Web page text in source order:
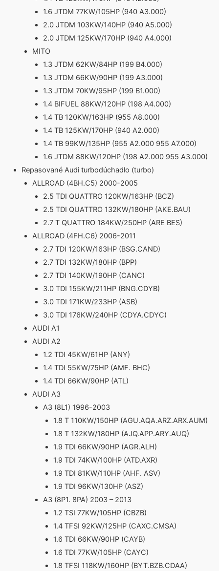
1.6 JTDM 77KW/105HP (940 A3.000)
2.0 JTDM 103KW/140HP (940 A5.000)
2.0 JTDM 125KW/170HP (940 A4.000)
MITO
1.3 JTDM 62KW/84HP (199 B4.000)
1.3 JTDM 66KW/90HP (199 A3.000)
1.3 JTDM 70KW/95HP (199 B1.000)
1.4 BIFUEL 88KW/120HP (198 A4.000)
1.4 TB 120KW/163HP (955 A8.000)
1.4 TB 125KW/170HP (940 A2.000)
1.4 TB 99KW/135HP (955 A2.000 955 A7.000)
1.6 JTDM 88KW/120HP (198 A2.000 955 A3.000)
Repasované Audi turbodúchadlo (turbo)
ALLROAD (4BH.C5) 2000-2005
2.5 TDI QUATTRO 120KW/163HP (BCZ)
2.5 TDI QUATTRO 132KW/180HP (AKE.BAU)
2.7 T QUATTRO 184KW/250HP (ARE BES)
ALLROAD (4FH.C6) 2006-2011
2.7 TDI 120KW/163HP (BSG.CAND)
2.7 TDI 132KW/180HP (BPP)
2.7 TDI 140KW/190HP (CANC)
3.0 TDI 155KW/211HP (BNG.CDYB)
3.0 TDI 171KW/233HP (ASB)
3.0 TDI 176KW/240HP (CDYA.CDYC)
AUDI A1
AUDI A2
1.2 TDI 45KW/61HP (ANY)
1.4 TDI 55KW/75HP (AMF. BHC)
1.4 TDI 66KW/90HP (ATL)
AUDI A3
A3 (8L1) 1996-2003
1.8 T 110KW/150HP (AGU.AQA.ARZ.ARX.AUM)
1.8 T 132KW/180HP (AJQ.APP.ARY.AUQ)
1.9 TDI 66KW/90HP (AGR.ALH)
1.9 TDI 74KW/100HP (ATD.AXR)
1.9 TDI 81KW/110HP (AHF. ASV)
1.9 TDI 96KW/130HP (ASZ)
A3 (8P1. 8PA) 2003 – 2013
1.2 TSI 77KW/105HP (CBZB)
1.4 TFSI 92KW/125HP (CAXC.CMSA)
1.6 TDI 66KW/90HP (CAYB)
1.6 TDI 77KW/105HP (CAYC)
1.8 TFSI 118KW/160HP (BYT.BZB.CDAA)